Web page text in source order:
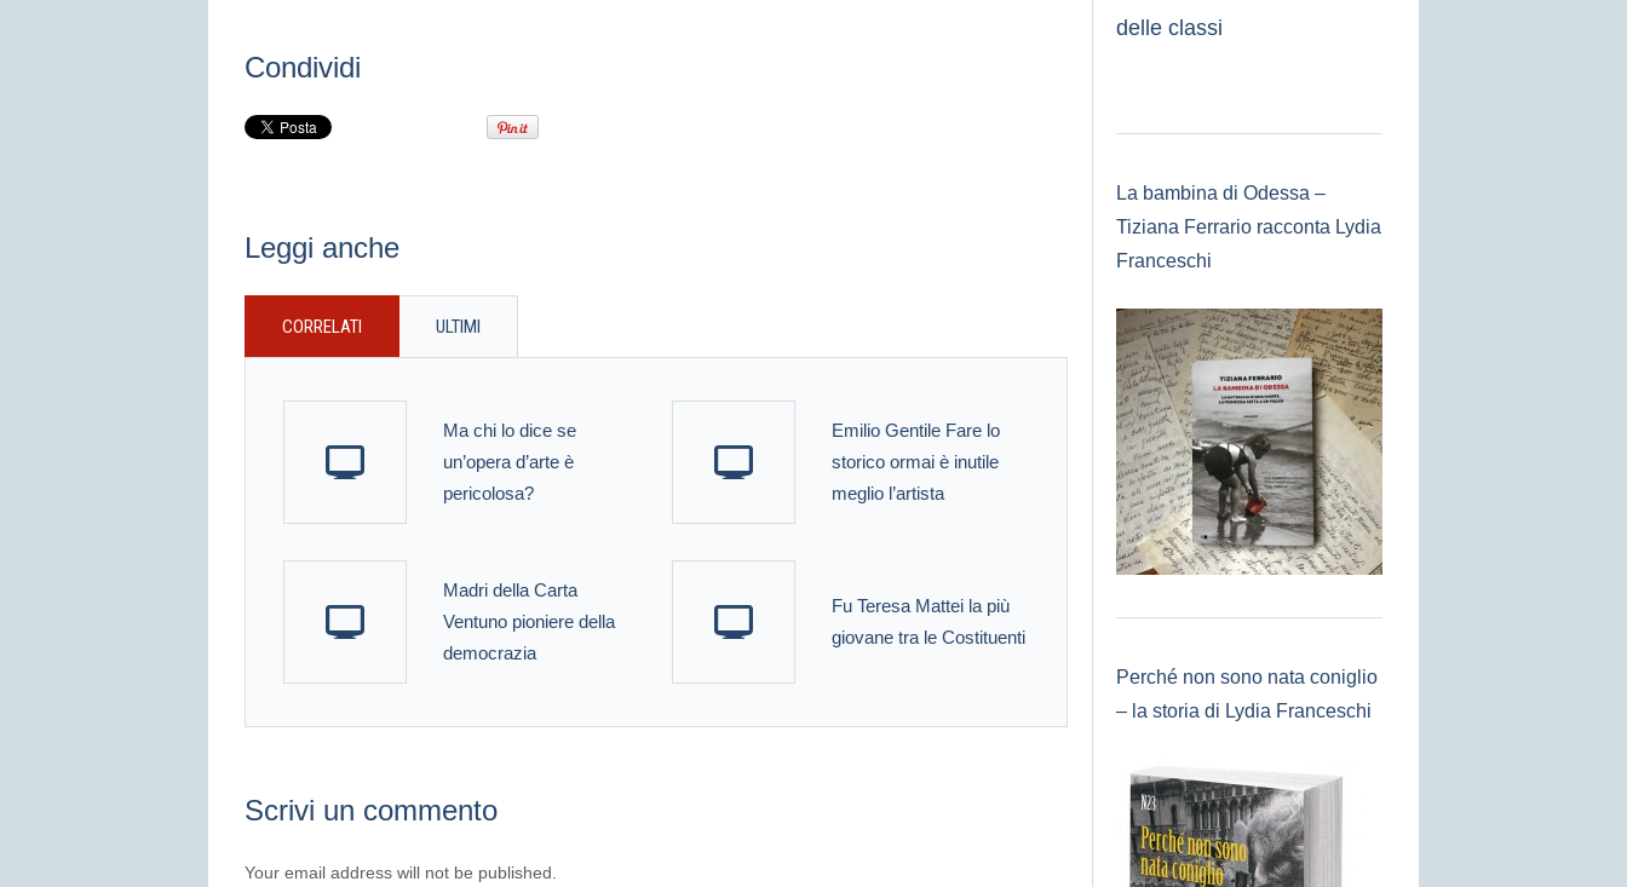
Condividi
Leggi anche
CORRELATI ULTIMI
Ma chi lo dice se
un’opera d’arte è
pericolosa?
Emilio Gentile Fare lo
storico ormai è inutile
meglio l’artista
Madri della Carta
Ventuno pioniere della
democrazia
Fu Teresa Mattei la più
giovane tra le Costituenti
Scrivi un commento
Your email address will not be published.
delle classi
La bambina di Odessa –
Tiziana Ferrario racconta Lydia
Franceschi
Perché non sono nata coniglio
– la storia di Lydia Franceschi